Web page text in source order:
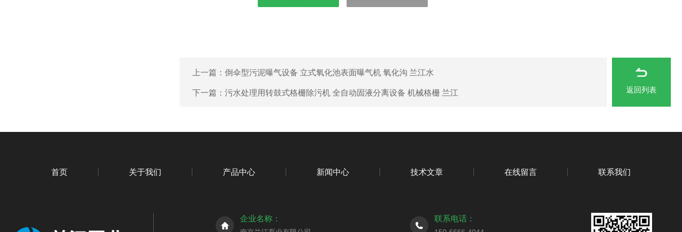
上一篇： 倒伞型污泥曝气设备 立式氧化池表面曝气机 氧化沟 兰江水
下一篇： 污水处理用转鼓式格栅除污机 全自动固液分离设备 机械格栅 兰江 返回列表
首页 关于我们 产品中心 新闻中心 技术文章 在线留言 联系我们
企业名称： 联系电话：